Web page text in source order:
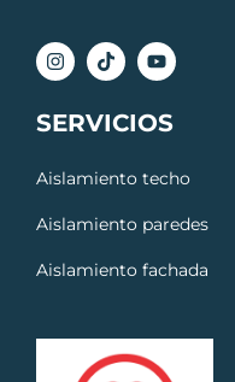
SERVICIOS
Aislamiento techo
Aislamiento paredes
Aislamiento fachada